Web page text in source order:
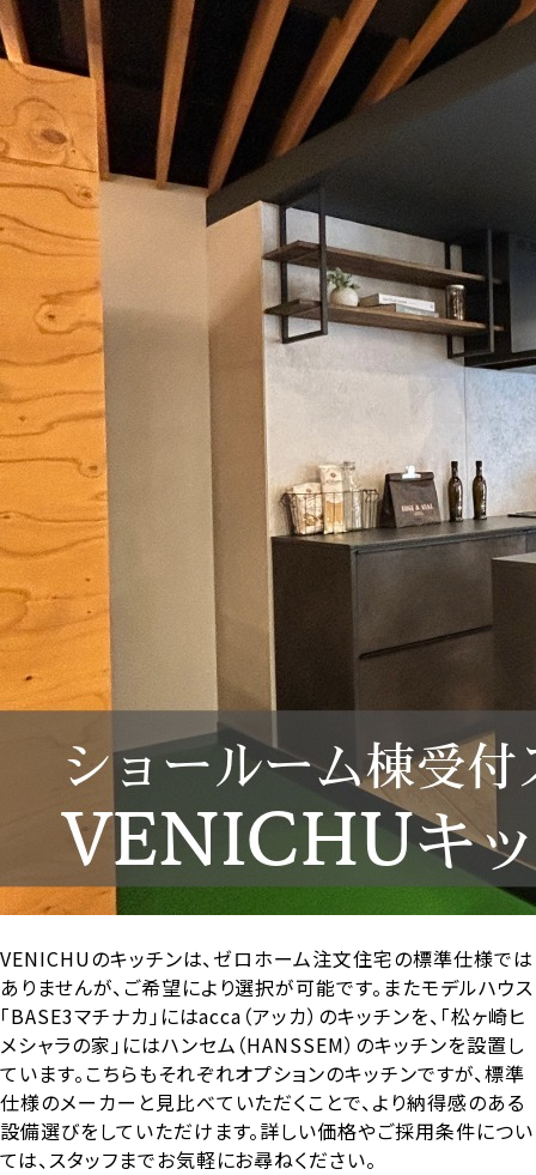
VENICHUのキッチンは、ゼロホーム注文住宅の標準仕様では
ありませんが、ご希望により選択が可能です。またモデルハウス
「BASE3マチナカ」にはacca（アッカ）のキッチンを、「松ヶ崎ヒ
メシャラの家」にはハンセム（HANSSEM）のキッチンを設置し
ています。こちらもそれぞれオプションのキッチンですが、標準
仕様のメーカーと見比べていただくことで、より納得感のある
設備選びをしていただけます。詳しい価格やご採用条件につい
ては、スタッフまでお気軽にお尋ねください。